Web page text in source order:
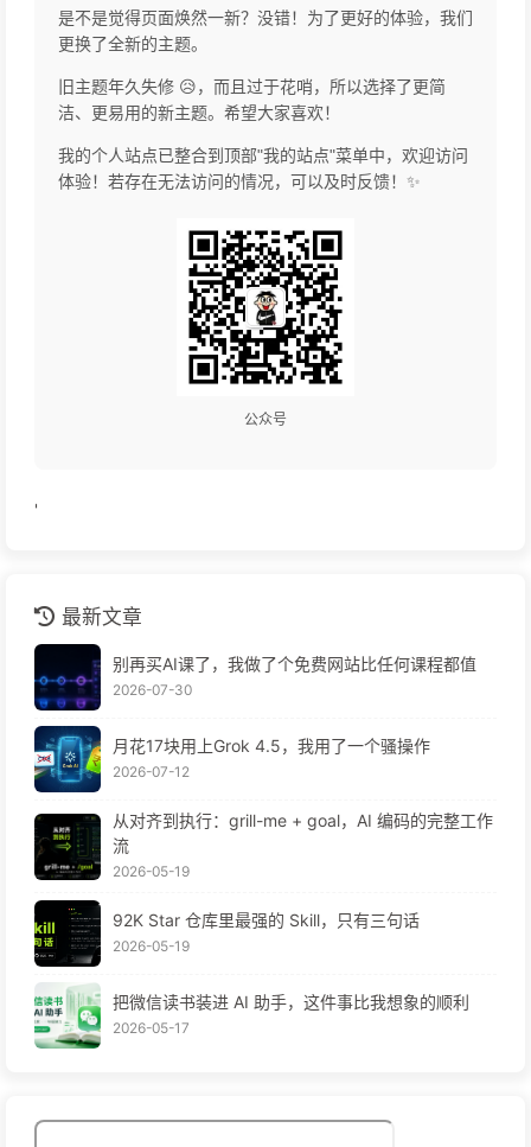
是不是觉得页面焕然一新？没错！为了更好的体验，我们
更换了全新的主题。
旧主题年久失修 😥，而且过于花哨，所以选择了更简
洁、更易用的新主题。希望大家喜欢！
我的个人站点已整合到顶部"我的站点"菜单中，欢迎访问
体验！若存在无法访问的情况，可以及时反馈！✨
公众号
'
最新文章
别再买AI课了，我做了个免费网站比任何课程都值
2026-07-30
月花17块用上Grok 4.5，我用了一个骚操作
2026-07-12
从对齐到执行：grill-me + goal，AI 编码的完整工作
流
2026-05-19
92K Star 仓库里最强的 Skill，只有三句话
2026-05-19
把微信读书装进 AI 助手，这件事比我想象的顺利
2026-05-17